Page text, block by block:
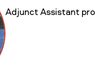
Adjunct Assistant